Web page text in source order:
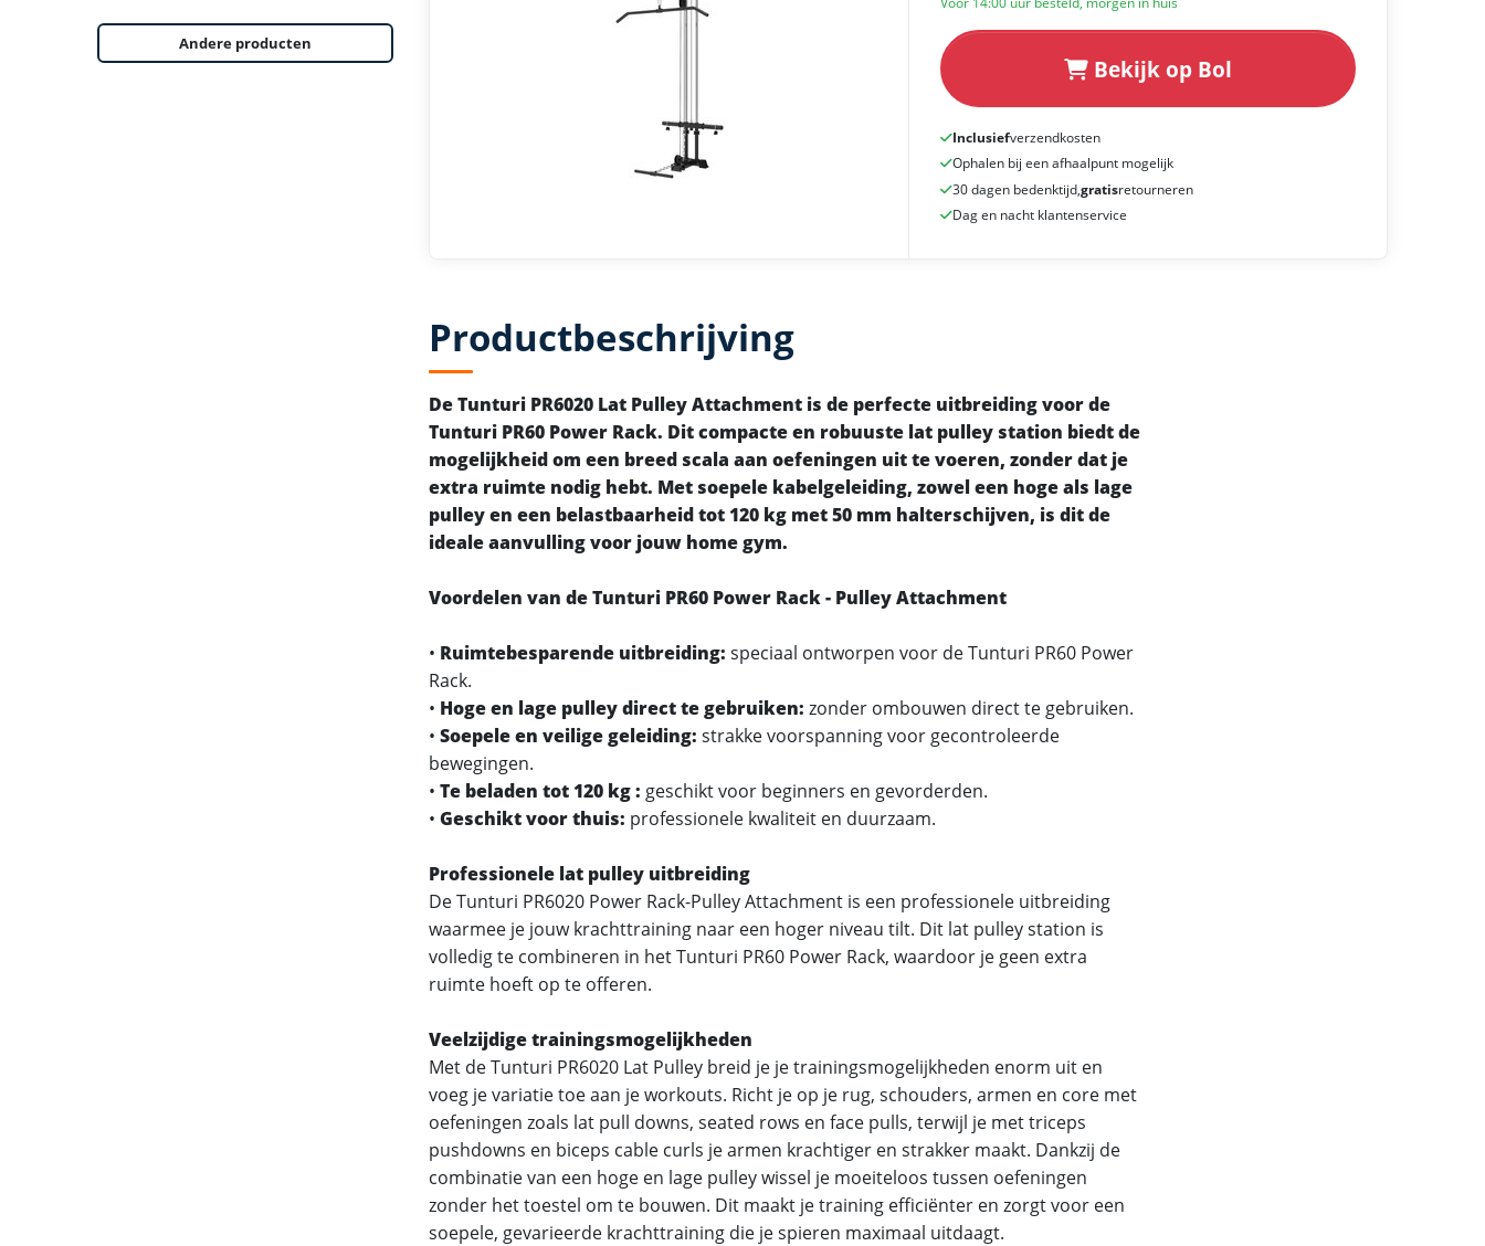
Andere producten
Bekijk op Bol
Inclusiefverzendkosten
Ophalen bij een afhaalpunt mogelijk
30 dagen bedenktijd,gratisretourneren
Dag en nacht klantenservice
Productbeschrijving
De Tunturi PR6020 Lat Pulley Attachment is de perfecte uitbreiding voor de
Tunturi PR60 Power Rack. Dit compacte en robuuste lat pulley station biedt de
mogelijkheid om een breed scala aan oefeningen uit te voeren, zonder dat je
extra ruimte nodig hebt. Met soepele kabelgeleiding, zowel een hoge als lage
pulley en een belastbaarheid tot 120 kg met 50 mm halterschijven, is dit de
ideale aanvulling voor jouw home gym.
Voordelen van de Tunturi PR60 Power Rack - Pulley Attachment
• Ruimtebesparende uitbreiding: speciaal ontworpen voor de Tunturi PR60 Power
Rack.
• Hoge en lage pulley direct te gebruiken: zonder ombouwen direct te gebruiken.
• Soepele en veilige geleiding: strakke voorspanning voor gecontroleerde
bewegingen.
• Te beladen tot 120 kg : geschikt voor beginners en gevorderden.
• Geschikt voor thuis: professionele kwaliteit en duurzaam.
Professionele lat pulley uitbreiding
De Tunturi PR6020 Power Rack-Pulley Attachment is een professionele uitbreiding
waarmee je jouw krachttraining naar een hoger niveau tilt. Dit lat pulley station is
volledig te combineren in het Tunturi PR60 Power Rack, waardoor je geen extra
ruimte hoeft op te offeren.
Veelzijdige trainingsmogelijkheden
Met de Tunturi PR6020 Lat Pulley breid je je trainingsmogelijkheden enorm uit en
voeg je variatie toe aan je workouts. Richt je op je rug, schouders, armen en core met
oefeningen zoals lat pull downs, seated rows en face pulls, terwijl je met triceps
pushdowns en biceps cable curls je armen krachtiger en strakker maakt. Dankzij de
combinatie van een hoge en lage pulley wissel je moeiteloos tussen oefeningen
zonder het toestel om te bouwen. Dit maakt je training efficiënter en zorgt voor een
soepele, gevarieerde krachttraining die je spieren maximaal uitdaagt.